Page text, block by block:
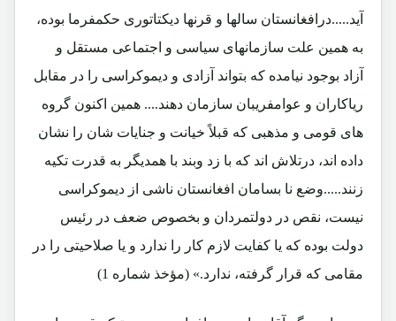
آید.....درافغانستان سالها و قرنها دیکتاتوری حکمفرما بوده،
به همین علت سازمانهای سیاسی و اجتماعی مستقل و
آزاد بوجود نیامده که بتواند آزادی و دیموکراسی را در مقابل
ریاکاران و عوامفریبان سازمان دهند.... همین اکنون گروه
های قومی و مذهبی که قبلاً خیانت و جنایات شان را نشان
داده اند، درتلاش اند که با زد وبند با همدیگر به قدرت تکیه
زنند.....وضع نا بسامان افغانستان ناشی از دیموکراسی
نیست، نقص در دولتمردان و بخصوص ضعف در رئیس
دولت بوده که یا کفایت لازم کار را ندارد و یا صلاحیتی را در
مقامی که قرار گرفته، ندارد.» (مؤخذ شماره 1)